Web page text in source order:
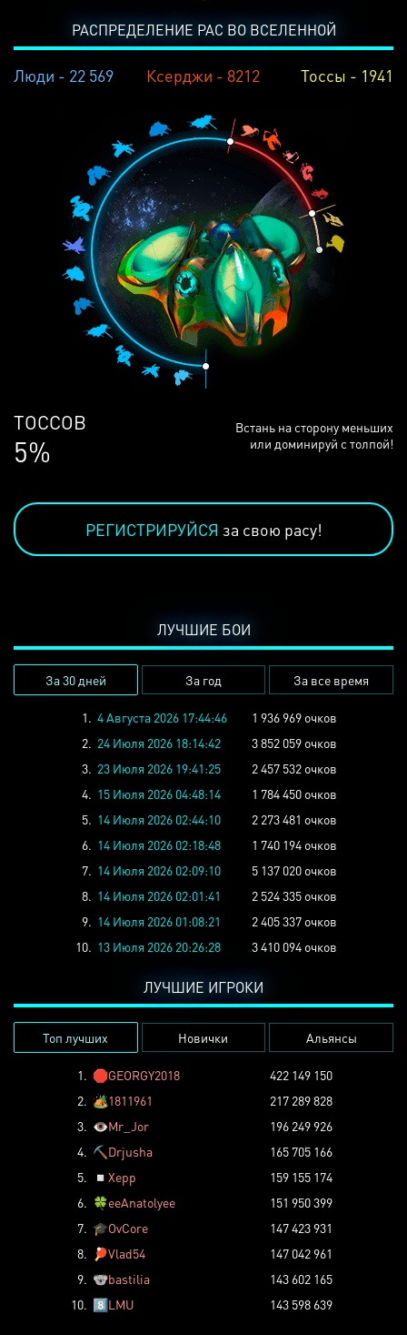
РАСПРЕДЕЛЕНИЕ РАС ВО ВСЕЛЕННОЙ
Люди - 22 569 Ксерджи - 8212 Тоссы - 1941
ЛЮДЕЙ
68%
Встань на сторону меньших
или доминируй с толпой!
РЕГИСТРИРУЙСЯ за свою расу!
ЛУЧШИЕ БОИ
За 30 дней За год За все время
1. 4 Августа 2026 17:44:46
1 936 969 очков
2. 24 Июля 2026 18:14:42
3 852 059 очков
3. 23 Июля 2026 19:41:25
2 457 532 очков
4. 15 Июля 2026 04:48:14
1 784 450 очков
5. 14 Июля 2026 02:44:10
2 273 481 очков
6. 14 Июля 2026 02:18:48
1 740 194 очков
7. 14 Июля 2026 02:09:10
5 137 020 очков
8. 14 Июля 2026 02:01:41
2 524 335 очков
9. 14 Июля 2026 01:08:21
2 405 337 очков
10. 13 Июля 2026 20:26:28 3 410 094 очков
ЛУЧШИЕ ИГРОКИ
Топ лучших Новички Альянсы
1. 🛑GEORGY2018
422 149 150
2. 🏕️1811961
217 289 828
3. 👁️Mr_Jor
196 249 926
4. ⛏️ Drjusha
165 705 166
5.
◽ Xepp
159 155 174
6. 🍀eeAnatolyee
151 950 399
7. 🎓OvCore
147 423 931
8.
🏓Vlad54
147 042 961
9. 🐨bastilia
143 602 165
10. 8️⃣LMU 143 598 639